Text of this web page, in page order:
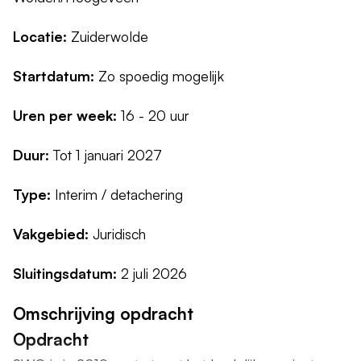
Locatie: Zuiderwolde
Startdatum: Zo spoedig mogelijk
Uren per week: 16 - 20 uur
Duur: Tot 1 januari 2027
Type: Interim / detachering
Vakgebied: Juridisch
Sluitingsdatum: 2 juli 2026
Omschrijving opdracht
Opdracht